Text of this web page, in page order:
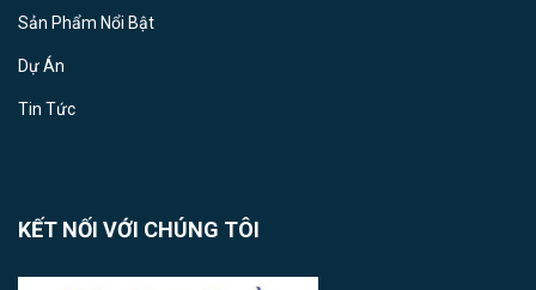
Sản Phẩm Nổi Bật
Dự Án
Tin Tức
KẾT NỐI VỚI CHÚNG TÔI